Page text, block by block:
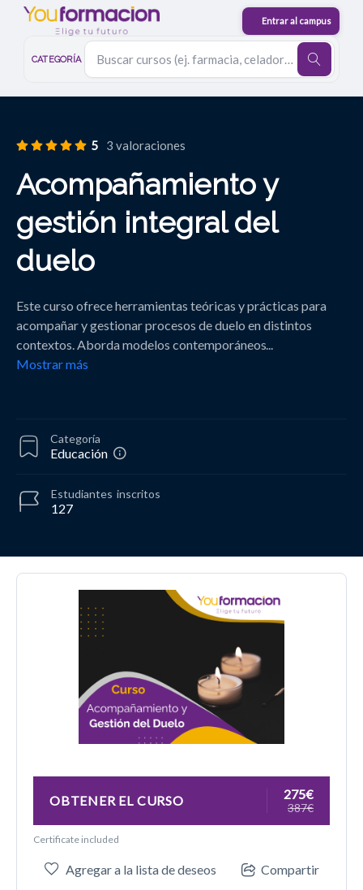
CATEGORÍA
5 3 valoraciones
Acompañamiento y
gestión integral del
duelo
Este curso ofrece herramientas teóricas y prácticas para
acompañar y gestionar procesos de duelo en distintos
contextos. Aborda modelos contemporáneos
Mostrar más
Categoría
Educación
127
Estudiantes inscritos
OBTENER EL CURSO 275€
387€
Certificate included
Agregar a la lista de deseos Compartir